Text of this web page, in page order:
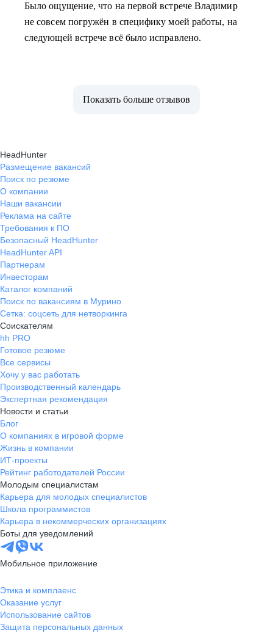
Было ощущение, что на первой встрече Владимир
не совсем погружён в специфику моей работы, на
следующей встрече всё было исправлено.
Показать больше отзывов
HeadHunter
Размещение вакансий
Поиск по резюме
О компании
Наши вакансии
Реклама на сайте
Требования к ПО
Безопасный HeadHunter
HeadHunter API
Партнерам
Инвесторам
Каталог компаний
Поиск по вакансиям в Мурино
Сетка: соцсеть для нетворкинга
Соискателям
hh PRO
Готовое резюме
Все сервисы
Хочу у вас работать
Производственный календарь
Экспертная рекомендация
Новости и статьи
Блог
О компаниях в игровой форме
Жизнь в компании
ИТ-проекты
Рейтинг работодателей России
Молодым специалистам
Карьера для молодых специалистов
Школа программистов
Карьера в некоммерческих организациях
Боты для уведомлений
Мобильное приложение
Этика и комплаенс
Оказание услуг
Использование сайтов
Защита персональных данных